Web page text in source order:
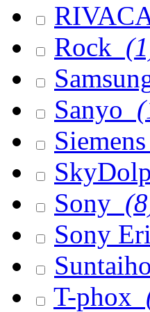
Rock
Sanyo
Siemens
Sony
Sony
Suntaiho
T-phox